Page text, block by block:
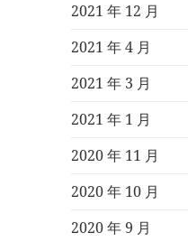
2021 年 12 月
2021 年 4 月
2021 年 3 月
2021 年 1 月
2020 年 11 月
2020 年 10 月
2020 年 9 月